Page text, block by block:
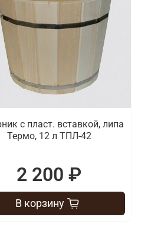
с пласт. вставкой, липа
Термо, 12 л ТПЛ-42
2 200 ₽
В корзину